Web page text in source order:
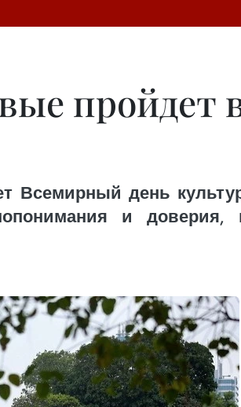
пройдет
Всемирный день
и доверия,